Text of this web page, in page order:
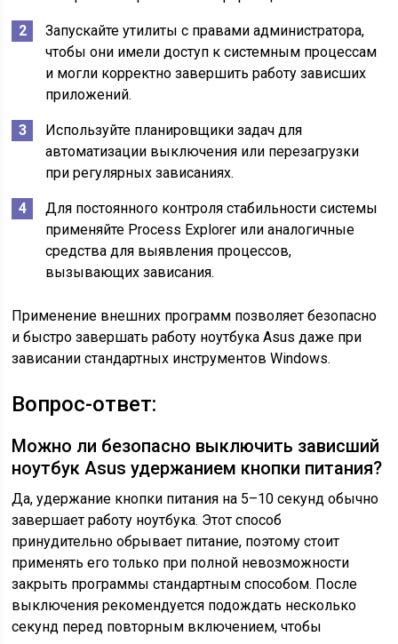
Запускайте утилиты с правами администратора,
чтобы они имели доступ к системным процессам
и могли корректно завершить работу зависших
приложений.
Используйте планировщики задач для
автоматизации выключения или перезагрузки
при регулярных зависаниях.
Для постоянного контроля стабильности системы
применяйте Process Explorer или аналогичные
средства для выявления процессов,
вызывающих зависания.
Применение внешних программ позволяет безопасно
и быстро завершать работу ноутбука Asus даже при
зависании стандартных инструментов Windows.
Вопрос-ответ:
Можно ли безопасно выключить зависший
ноутбук Asus удержанием кнопки питания?
Да, удержание кнопки питания на 5–10 секунд обычно
завершает работу ноутбука. Этот способ
принудительно обрывает питание, поэтому стоит
применять его только при полной невозможности
закрыть программы стандартным способом. После
выключения рекомендуется подождать несколько
секунд перед повторным включением, чтобы